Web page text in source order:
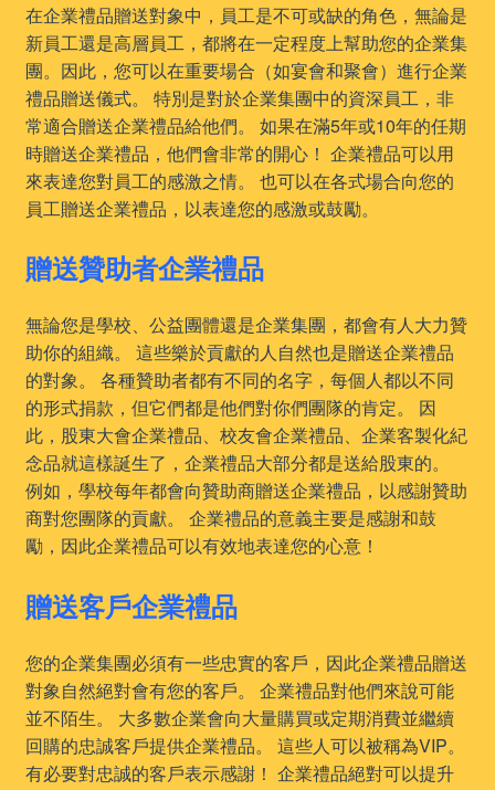
在企業禮品贈送對象中，員工是不可或缺的角色，無論是
新員工還是高層員工，都將在一定程度上幫助您的企業集
團。因此，您可以在重要場合（如宴會和聚會）進行企業
禮品贈送儀式。 特別是對於企業集團中的資深員工，非
常適合贈送企業禮品給他們。 如果在滿5年或10年的任期
時贈送企業禮品，他們會非常的開心！ 企業禮品可以用
來表達您對員工的感激之情。 也可以在各式場合向您的
員工贈送企業禮品，以表達您的感激或鼓勵。
贈送贊助者企業禮品
無論您是學校、公益團體還是企業集團，都會有人大力贊
助你的組織。 這些樂於貢獻的人自然也是贈送企業禮品
的對象。 各種贊助者都有不同的名字，每個人都以不同
的形式捐款，但它們都是他們對你們團隊的肯定。 因
此，股東大會企業禮品、校友會企業禮品、企業客製化紀
念品就這樣誕生了，企業禮品大部分都是送給股東的。
例如，學校每年都會向贊助商贈送企業禮品，以感謝贊助
商對您團隊的貢獻。 企業禮品的意義主要是感謝和鼓
勵，因此企業禮品可以有效地表達您的心意！
贈送客戶企業禮品
您的企業集團必須有一些忠實的客戶，因此企業禮品贈送
對象自然絕對會有您的客戶。 企業禮品對他們來說可能
並不陌生。 大多數企業會向大量購買或定期消費並繼續
回購的忠誠客戶提供企業禮品。 這些人可以被稱為VIP。
有必要對忠誠的客戶表示感謝！ 企業禮品絕對可以提升